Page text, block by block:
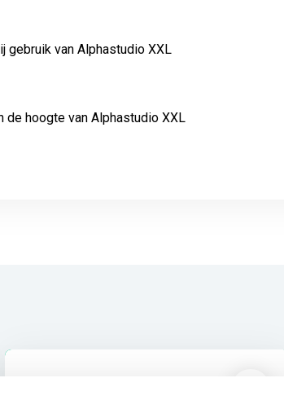
gebruik van Alphastudio XXL
de hoogte van Alphastudio XXL